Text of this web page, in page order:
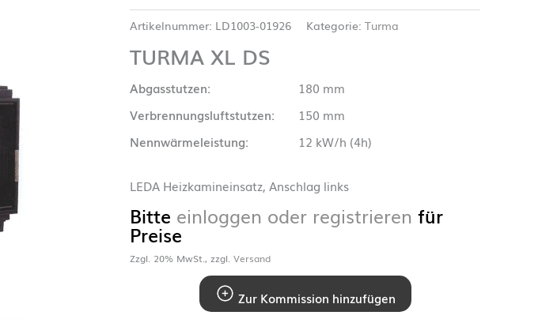
Artikelnummer: LD1003-01926 Kategorie:Turma
TURMA XL DS
Abgasstutzen:
180 mm
Verbrennungsluftstutzen:
150 mm
Nennwärmeleistung:
12 kW/h (4h)
LEDA Heizkamineinsatz, Anschlag links
Bitte einloggen oder registrieren für
Preise
Zzgl. 20% MwSt., zzgl.Versand
Zur Kommission hinzufügen